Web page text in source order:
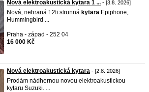
Nová elektroakustická kytara 1 ... - [3.8. 2026]
Nová, nehraná 12ti strunná kytara Epiphone,
Hummingbird ...
Praha - západ - 252 04
16 000 Kč
Nová elektroakustická kytara - [2.8. 2026]
Prodám nádhernou novou elektroakustickou
kytaru Suzuki. ...